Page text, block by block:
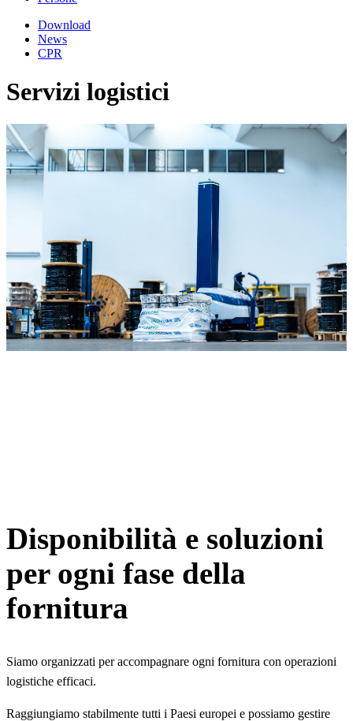
Download
News
CPR
Servizi logistici
Disponibilità e soluzioni
per ogni fase della
fornitura
Siamo organizzati per accompagnare ogni fornitura con operazioni
logistiche efficaci.
Raggiungiamo stabilmente tutti i Paesi europei e possiamo gestire